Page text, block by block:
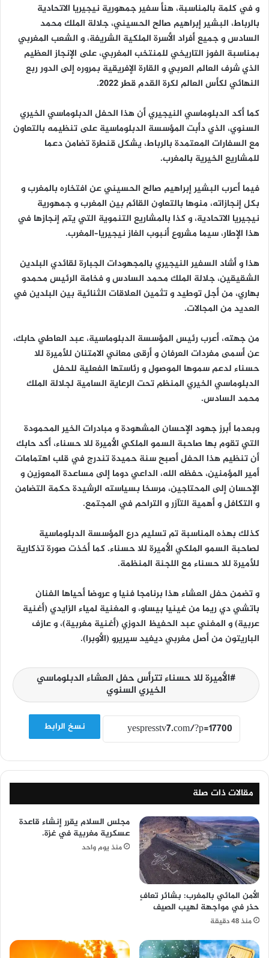
و في كلمة بالمناسبة، هنأ سفير جمهورية نيجيريا الاتحادية
بالرباط، البشير إبراهيم صالح الحسيني، جلالة الملك محمد
السادس و جميع أفراد الأسرة الملكية الشريفة، و الشعب المغربي
بمناسبة الفوز التاريخي للمنتخب المغربي، على الإنجاز العظيم
الذي شرف العالم العربي و القارة الإفريقية بمروره إلى الدور ربع
النهائي لكأس العالم لكرة القدم قطر 2022.
كما أكد الدبلوماسي النيجيري أن هذا الحفل الدبلوماسي الخيري
السنوي، الذي دأبت المؤسسة الدبلوماسية على تنظيمه بالتعاون
مع السفارات المعتمدة بالرباط، يشكل قنطرة تضامن دعما
للمشاريع الخيرية بالمغرب.
فيما أعرب البشير إبراهيم صالح الحسيني عن افتخاره بالمغرب و
بكل إنجازاته، منوها بالتعاون القائم بين المغرب و جمهورية
نيجيريا الاتحادية، و كذا بالمشاريع التنموية التي يتم إنجازها في
هذا الإطار، سيما مشروع أنبوب الغاز نيجيريا–المغرب.
هذا و أشاد السفير النيجيري بالمجهودات الجبارة لقائدي البلدين
الشقيقين، جلالة الملك محمد السادس و فخامة الرئيس محمدو
بهاري، من أجل توطيد و تثمين العلاقات الثنائية بين البلدين في
العديد من المجالات.
من جهته، أعرب رئيس المؤسسة الدبلوماسية، عبد العاطي حابك،
عن أسمى مفردات العرفان و أرقى معاني الامتنان للأميرة للا
حسناء لدعم سموها الموصول و رئاستها الفعلية للحفل
الدبلوماسي الخيري المنظم تحت الرعاية السامية لجلالة الملك
محمد السادس.
وبعدما أبرز جهود الإحسان المشهودة و مبادرات الخير المحمودة
التي تقوم بها صاحبة السمو الملكي الأميرة للا حسناء، أكد حابك
أن تنظيم هذا الحفل أصبح سنة حميدة تندرج في قلب اهتمامات
أمير المؤمنين، حفظه الله، الداعي دوما إلى مساعدة المعوزين و
الإحسان إلى المحتاجين، مرسخا بسياسته الرشيدة حكمة التضامن
و التكافل و أهمية التآزر و التراحم في المجتمع.
كذلك بهذه المناسبة تم تسليم درع المؤسسة الدبلوماسية
لصاحبة السمو الملكي الأميرة للا حسناء. كما أخذت صورة تذكارية
للأميرة للا حسناء مع اللجنة المنظمة.
و تضمن حفل العشاء هذا برنامجا فنيا و عروضا أحياها الفنان
باتشي دي ريما من غينيا بيساو، و المغنية لمياء الزايدي (أغنية
عربية) و المغني عبد الحفيظ الدوزي (أغنية مغربية)، و عازف
الباريتون من أصل مغربي ديفيد سيريرو (الأوبرا).
الأميرة للا حسناء تترأس حفل العشاء الدبلوماسي
الخيري السنوي
نسخ الرابط
مقالات ذات صلة
الأمن المائي بالمغرب: بشائر تعافٍ
حذر في مواجهة لهيب الصيف
منذ 48 دقيقة
مجلس السلام يقرر إنشاء قاعدة
عسكرية مغربية في غزة.
منذ يوم واحد